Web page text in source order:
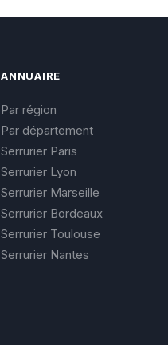
ANNUAIRE
Par région
Par département
Serrurier Paris
Serrurier Lyon
Serrurier Marseille
Serrurier Bordeaux
Serrurier Toulouse
Serrurier Nantes